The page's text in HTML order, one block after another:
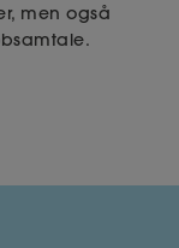
men også